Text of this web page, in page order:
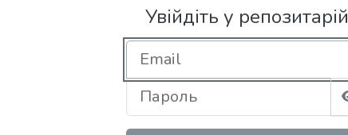
Увійдіть у репозитарій